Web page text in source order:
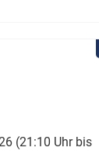
(21:10 Uhr bis